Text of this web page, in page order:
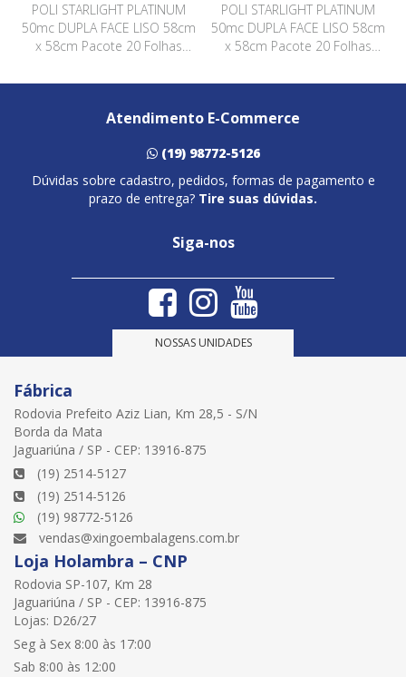
POLI STARLIGHT PLATINUM
50mc DUPLA FACE LISO 58cm
x 58cm Pacote 20 Folhas
QSWL005
POLI STARLIGHT PLATINUM
50mc DUPLA FACE LISO 58cm
x 58cm Pacote 20 Folhas
Atendimento E-Commerce
(19) 98772-5126
Dúvidas sobre cadastro, pedidos, formas de pagamento e
prazo de entrega? Tire suas dúvidas.
Siga-nos
NOSSAS UNIDADES
Fábrica
Rodovia Prefeito Aziz Lian, Km 28,5 - S/N
Borda da Mata
Jaguariúna / SP - CEP: 13916-875
(19) 2514-5127
(19) 2514-5126
(19) 98772-5126
vendas@xingoembalagens.com.br
Loja Holambra – CNP
Rodovia SP-107, Km 28
Jaguariúna / SP - CEP: 13916-875
Lojas: D26/27
Seg à Sex 8:00 às 17:00
Sab 8:00 às 12:00